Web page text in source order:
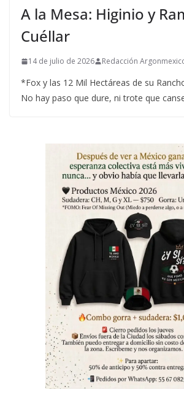
A la Mesa: Higinio y
Cuéllar
14 de julio de 2026 Redacción
*Fox y las 12 Mil Hectáreas de su
No hay paso que dure, ni trote que